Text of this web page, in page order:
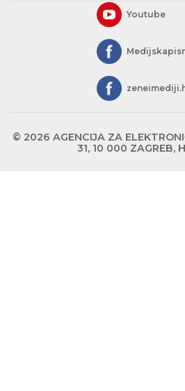
Youtube
© 2026 AGENCIJA ZA
31, 10 000 ZAGREB,